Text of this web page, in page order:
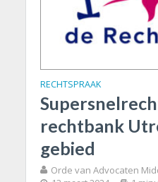
RECHTSPRAAK
rechtbank
gebied
Orde van Advocaten